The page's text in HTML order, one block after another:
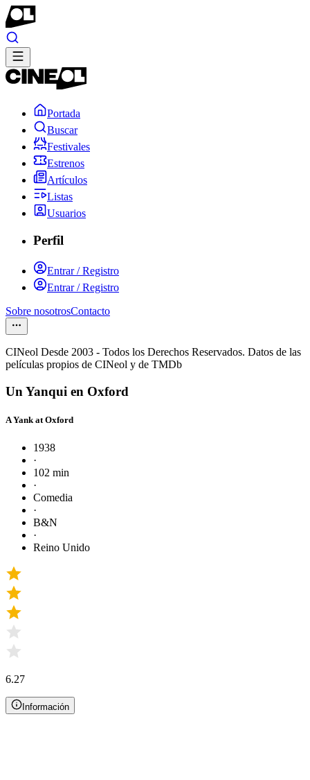
Portada
Buscar
Festivales
Estrenos
Artículos
Listas
Usuarios
Perfil
Entrar / Registro
Entrar / Registro
Sobre nosotrosContacto
CINeol Desde 2003 - Todos los Derechos Reservados. Datos de las
películas propios de CINeol y de TMDb
Un Yanqui en Oxford
A Yank at Oxford
1938
·
102 min
·
Comedia
·
B&N
·
Reino Unido
6.27
Información